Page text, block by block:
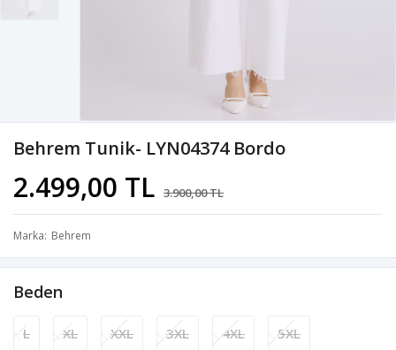
Behrem Tunik- LYN04374 Bordo
2.499,00 TL 3.900,00 TL
Marka Behrem
Beden
L XL XXL 3XL 4XL 5XL